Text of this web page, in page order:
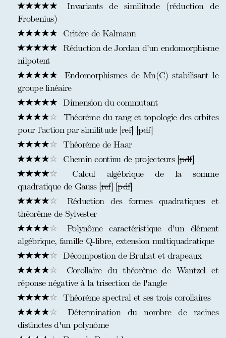
Invariants de similitude (réduction de
Frobenius)
Critère de Kalmann
Réduction de Jordan d'un endomorphisme
nilpotent
Endomorphismes de Mn(C) stabilisant le
groupe linéaire
Dimension du commutant
Théorème du rang et topologie des orbites
pour l'action par similitude [ref] [pdf]
Théorème de Haar
Chemin continu de projecteurs [pdf]
Calcul algébrique de la somme
quadratique de Gauss [ref] [pdf]
Réduction des formes quadratiques et
théorème de Sylvester
Polynôme caractéristique d'un élément
algébrique, famille Q-libre, extension multiquadratique
Décompostion de Bruhat et drapeaux
Corollaire du théorème de Wantzel et
réponse négative à la trisection de l'angle
Théorème spectral et ses trois corollaires
Détermination du nombre de racines
distinctes d'un polynôme